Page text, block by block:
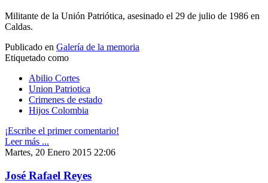
Militante de la Unión Patriótica, asesinado el 29 de julio de 1986 en
Caldas.
Publicado en Galería de la memoria
Etiquetado como
Abilio Cortes
Union Patriotica
Crimenes de estado
Hijos Colombia
¡Escribe el primer comentario!
Leer más ...
Martes, 20 Enero 2015 22:06
José Rafael Reyes